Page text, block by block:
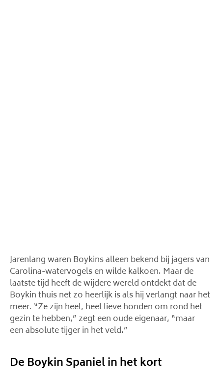
Jarenlang waren Boykins alleen bekend bij jagers van
Carolina-watervogels en wilde kalkoen. Maar de
laatste tijd heeft de wijdere wereld ontdekt dat de
Boykin thuis net zo heerlijk is als hij verlangt naar het
meer. “Ze zijn heel, heel lieve honden om rond het
gezin te hebben,” zegt een oude eigenaar, “maar
een absolute tijger in het veld.”
De Boykin Spaniel in het kort